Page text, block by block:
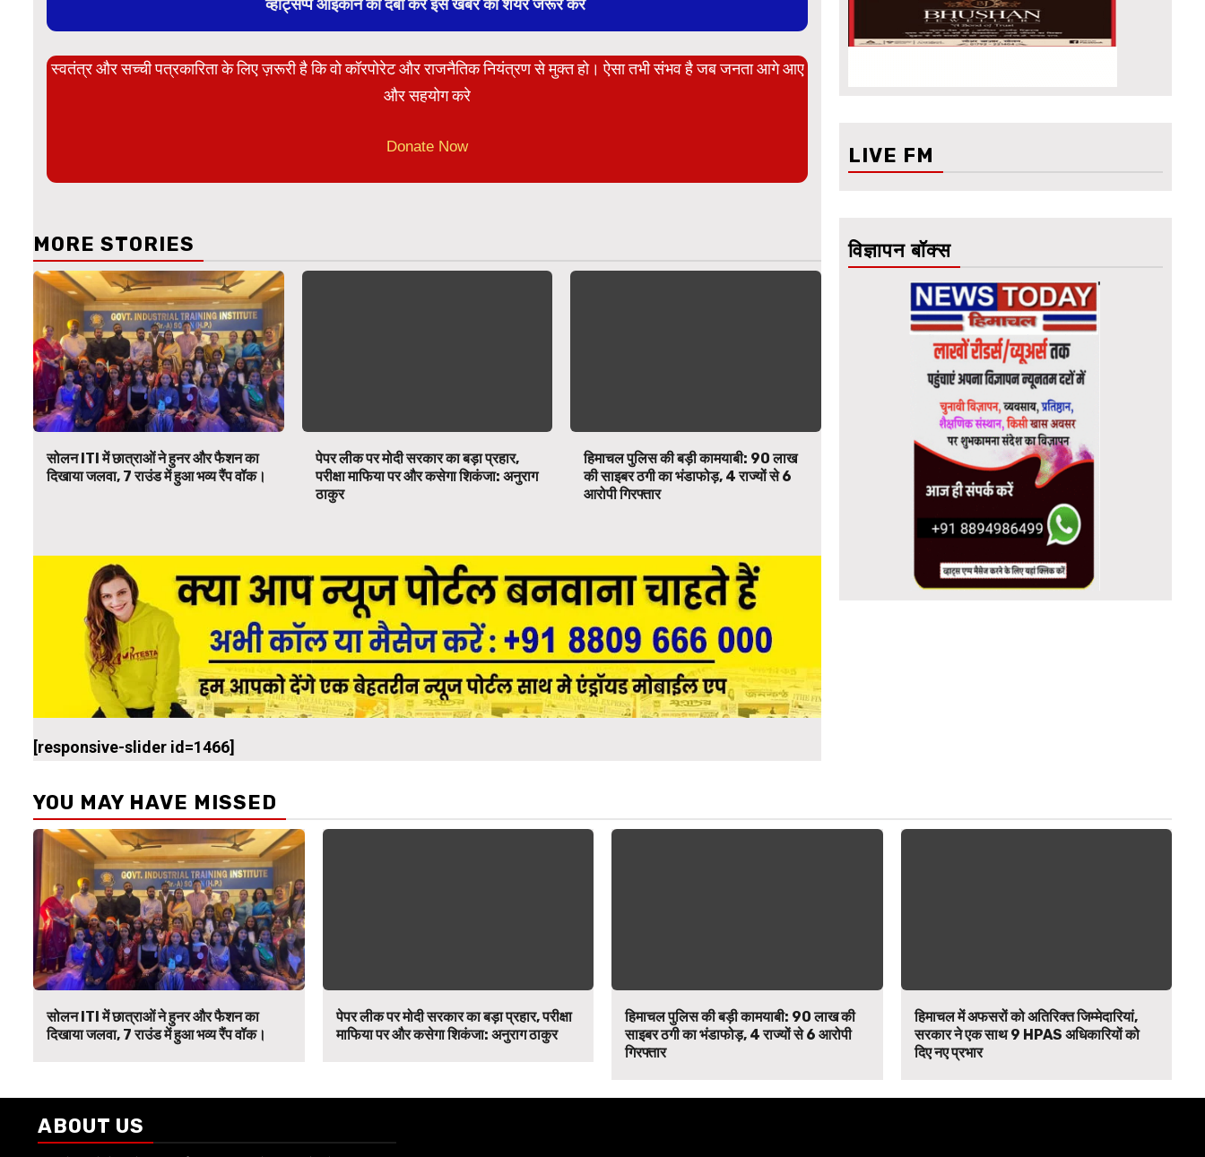
व्हाट्सप्प आइकान को दबा कर इस खबर को शेयर जरूर करें
स्वतंत्र और सच्ची पत्रकारिता के लिए ज़रूरी है कि वो कॉरपोरेट और राजनैतिक नियंत्रण से मुक्त हो। ऐसा तभी संभव है जब जनता आगे आए
और सहयोग करे
Donate Now
MORE STORIES
सोलन ITI में छात्राओं ने हुनर और फैशन का
दिखाया जलवा, 7 राउंड में हुआ भव्य रैंप वॉक।
पेपर लीक पर मोदी सरकार का बड़ा प्रहार,
परीक्षा माफिया पर और कसेगा शिकंजा: अनुराग
ठाकुर
हिमाचल पुलिस की बड़ी कामयाबी: ₹90 लाख
की साइबर ठगी का भंडाफोड़, 4 राज्यों से 6
आरोपी गिरफ्तार
[responsive-slider id=1466]
LIVE FM
विज्ञापन बॉक्स
YOU MAY HAVE MISSED
सोलन ITI में छात्राओं ने हुनर और फैशन का
दिखाया जलवा, 7 राउंड में हुआ भव्य रैंप वॉक।
पेपर लीक पर मोदी सरकार का बड़ा प्रहार, परीक्षा
माफिया पर और कसेगा शिकंजा: अनुराग ठाकुर
हिमाचल पुलिस की बड़ी कामयाबी: ₹90 लाख की
साइबर ठगी का भंडाफोड़, 4 राज्यों से 6 आरोपी
गिरफ्तार
हिमाचल में अफसरों को अतिरिक्त जिम्मेदारियां,
सरकार ने एक साथ 9 HPAS अधिकारियों को
दिए नए प्रभार
ABOUT US